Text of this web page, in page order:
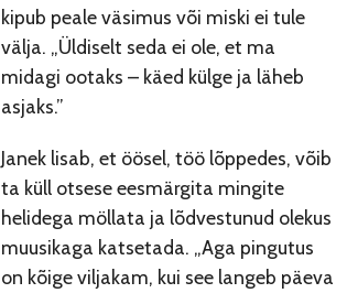
kipub peale väsimus või miski ei tule
välja. „Üldiselt seda ei ole, et ma
midagi ootaks – käed külge ja läheb
asjaks.”
Janek lisab, et öösel, töö lõppedes, võib
ta küll otsese eesmärgita mingite
helidega möllata ja lõdvestunud olekus
muusikaga katsetada. „Aga pingutus
on kõige viljakam, kui see langeb päeva